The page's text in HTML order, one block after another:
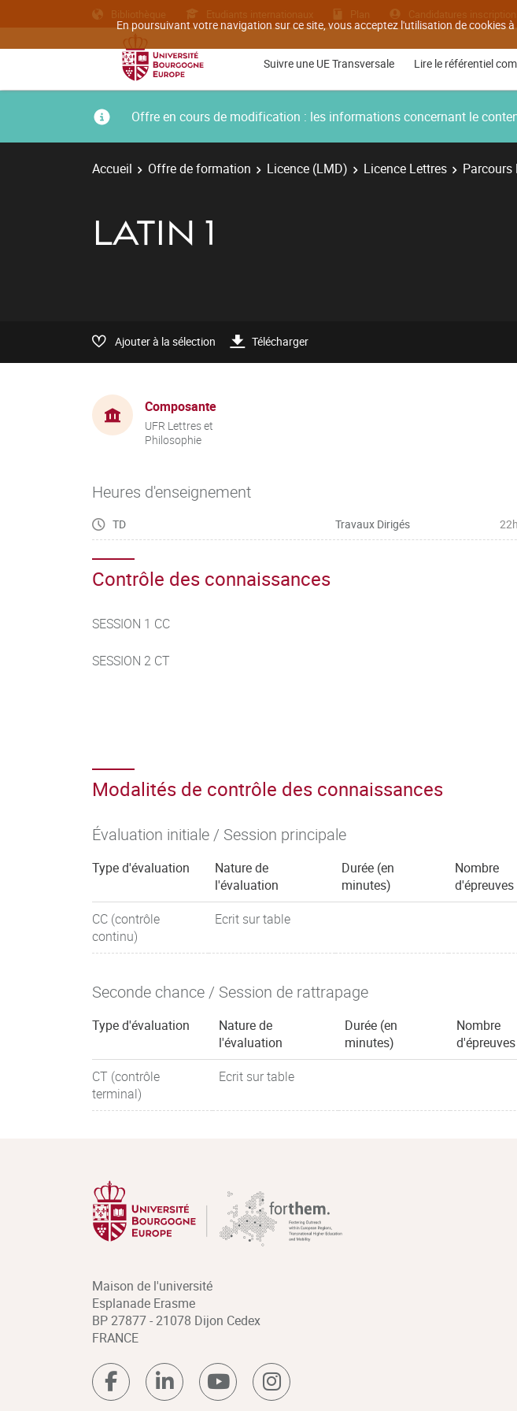
En poursuivant votre navigation sur ce site, vous acceptez l'utilisation de cookies
Bibliothèque Etudiants internationaux Plan Candidatures inscriptions
Suivre une UE Transversale Lire le référentiel
Offre en cours de modification : les informations concernant le
Accueil Offre de formation Licence (LMD) Licence Lettres Parcours
LATIN 1
Ajouter à la sélection Télécharger
Composante
UFR Lettres et
Philosophie
Heures d'enseignement
TD Travaux Dirigés 22h
Contrôle des connaissances
SESSION 1 CC
SESSION 2 CT
Modalités de contrôle des connaissances
Évaluation initiale / Session principale
Type d'évaluation
Nature de
l'évaluation
Durée (en
minutes)
Nombre
d'épreuves
CC (contrôle
continu)
Ecrit sur table
Seconde chance / Session de rattrapage
Type d'évaluation
Nature de
l'évaluation
Durée (en
minutes)
Nombre
d'épreuves
CT (contrôle
terminal)
Ecrit sur table
Maison de l'université
Esplanade Erasme
BP 27877 - 21078 Dijon Cedex
FRANCE